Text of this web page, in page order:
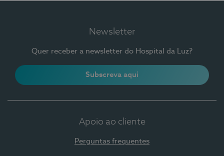
Newsletter
Quer receber a newsletter do Hospital da Luz?
Subscreva aqui
Apoio ao cliente
Perguntas frequentes